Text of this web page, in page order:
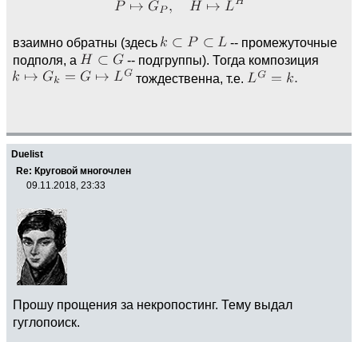
взаимно обратны (здесь
-- промежуточные
подполя, а
-- подгруппы). Тогда композиция
тождественна, т.е.
Duelist
Re: Круговой многочлен
09.11.2018, 23:33
Прошу прощения за некропостинг. Тему выдал
гуглопоиск.